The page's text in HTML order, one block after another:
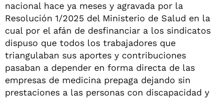
nacional hace ya meses y agravada por la
Resolución 1/2025 del Ministerio de Salud en la
cual por el afán de desfinanciar a los sindicatos
dispuso que todos los trabajadores que
triangulaban sus aportes y contribuciones
pasaban a depender en forma directa de las
empresas de medicina prepaga dejando sin
prestaciones a las personas con discapacidad y